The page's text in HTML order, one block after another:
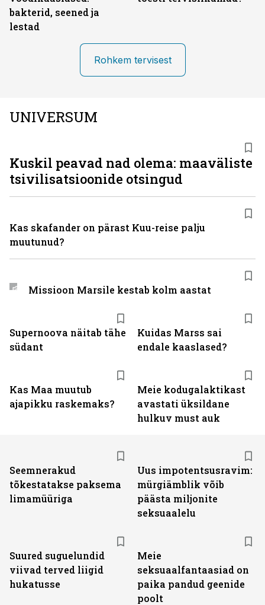
bakterid, seened ja
lestad
Rohkem tervisest
UNIVERSUM
Supernoova näitab tähe
südant
Kuidas Marss sai
endale kaaslased?
Kas Maa muutub
ajapikku raskemaks?
Meie kodugalaktikast
avastati üksildane
hulkuv must auk
Kuskil peavad nad olema: maaväliste
tsivilisatsioonide otsingud
Kas skafander on pärast Kuu-reise palju
muutunud?
Missioon Marsile kestab kolm aastat
Seemnerakud
tõkestatakse paksema
limamüüriga
Uus impotentsusravim:
mürgiämblik võib
päästa miljonite
seksuaalelu
Suured suguelundid
viivad terved liigid
hukatusse
Meie
seksuaalfantaasiad on
paika pandud geenide
poolt